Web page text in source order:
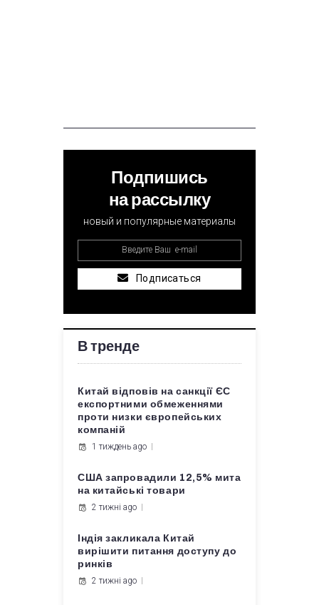
Подпишись
на рассылку
новый и популярные материалы
Подписаться
В тренде
Китай відповів на санкції ЄС
експортними обмеженнями
проти низки європейських
компаній
1 тиждень ago
США запровадили 12,5% мита
на китайські товари
2 тижні ago
Індія закликала Китай
вирішити питання доступу до
ринків
2 тижні ago